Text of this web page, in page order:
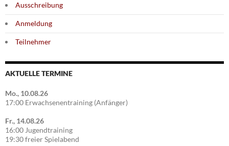
Ausschreibung
Anmeldung
Teilnehmer
AKTUELLE TERMINE
Mo., 10.08.26
17:00 Erwachsenentraining (Anfänger)
Fr., 14.08.26
16:00 Jugendtraining
19:30 freier Spielabend